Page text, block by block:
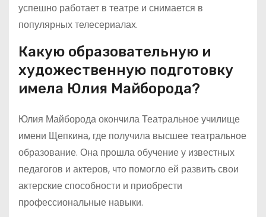
успешно работает в театре и снимается в
популярных телесериалах.
Какую образовательную и
художественную подготовку
имела Юлия Майборода?
Юлия Майборода окончила Театральное училище
имени Щепкина, где получила высшее театральное
образование. Она прошла обучение у известных
педагогов и актеров, что помогло ей развить свои
актерские способности и приобрести
профессиональные навыки.